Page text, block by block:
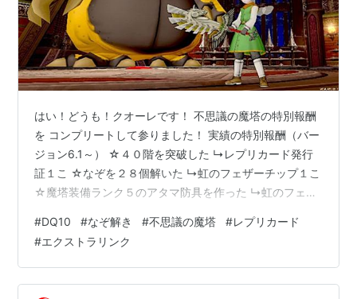
はい！どうも！クオーレです！ 不思議の魔塔の特別報酬
を コンプリートして参りました！ 実績の特別報酬（バー
ジョン6.1～） ☆４０階を突破した ↳レプリカード発行
証１こ ☆なぞを２８個解いた ↳虹のフェザーチップ１こ
☆魔塔装備ランク５のアタマ防具を作った ↳虹のフェザ
た ↳虹のフェザーチップ１こ ☆魔塔装備ランク５のから
だ下防具を作った ↳虹のフェザーチップ１こ ☆魔塔装備
ランク５のウデ防具を作った ↳虹のフェザーチップ１こ
☆魔塔装備ランク５の足防具を作った ↳虹のフェザーチ
#DQ10 #なぞ解き #不思議の魔塔 #レプリカード
#エクストラリンク